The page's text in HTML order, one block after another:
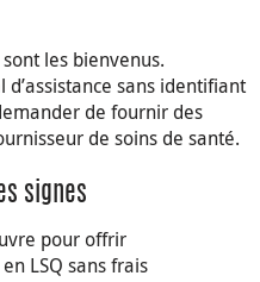
les bienvenus.
sans identifiant
de fournir des
de soins de santé.
signes
pour offrir
LSQ sans frais